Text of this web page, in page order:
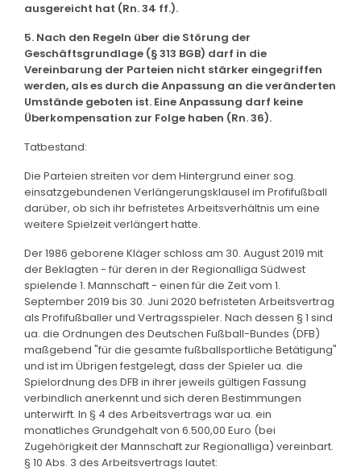
ausgereicht hat (Rn. 34 ff.).
5. Nach den Regeln über die Störung der
Geschäftsgrundlage (§ 313 BGB) darf in die
Vereinbarung der Parteien nicht stärker eingegriffen
werden, als es durch die Anpassung an die veränderten
Umstände geboten ist. Eine Anpassung darf keine
Überkompensation zur Folge haben (Rn. 36).
Tatbestand:
Die Parteien streiten vor dem Hintergrund einer sog.
einsatzgebundenen Verlängerungsklausel im Profifußball
darüber, ob sich ihr befristetes Arbeitsverhältnis um eine
weitere Spielzeit verlängert hatte.
Der 1986 geborene Kläger schloss am 30. August 2019 mit
der Beklagten - für deren in der Regionalliga Südwest
spielende 1. Mannschaft - einen für die Zeit vom 1.
September 2019 bis 30. Juni 2020 befristeten Arbeitsvertrag
als Profifußballer und Vertragsspieler. Nach dessen § 1 sind
ua. die Ordnungen des Deutschen Fußball-Bundes (DFB)
maßgebend "für die gesamte fußballsportliche Betätigung"
und ist im Übrigen festgelegt, dass der Spieler ua. die
Spielordnung des DFB in ihrer jeweils gültigen Fassung
verbindlich anerkennt und sich deren Bestimmungen
unterwirft. In § 4 des Arbeitsvertrags war ua. ein
monatliches Grundgehalt von 6.500,00 Euro (bei
Zugehörigkeit der Mannschaft zur Regionalliga) vereinbart.
§ 10 Abs. 3 des Arbeitsvertrags lautet: